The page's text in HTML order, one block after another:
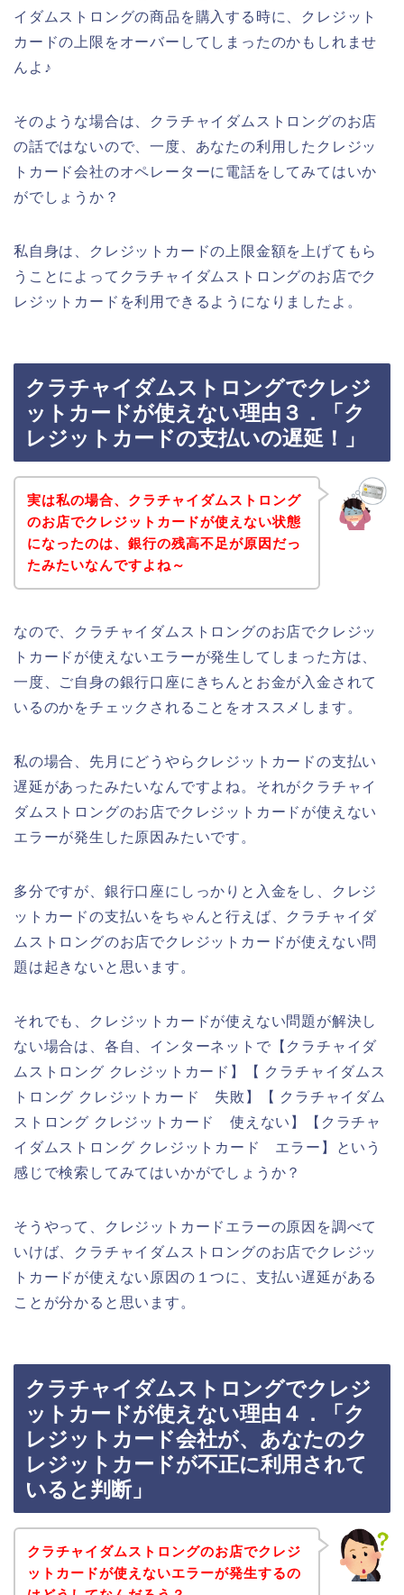
イダムストロングの商品を購入する時に、クレジット
カードの上限をオーバーしてしまったのかもしれませ
んよ♪
そのような場合は、クラチャイダムストロングのお店
の話ではないので、一度、あなたの利用したクレジッ
トカード会社のオペレーターに電話をしてみてはいか
がでしょうか？
私自身は、クレジットカードの上限金額を上げてもら
うことによってクラチャイダムストロングのお店でク
レジットカードを利用できるようになりましたよ。
クラチャイダムストロングでクレジ
ットカードが使えない理由３．「ク
レジットカードの支払いの遅延！」
実は私の場合、クラチャイダムストロング
のお店でクレジットカードが使えない状態
になったのは、銀行の残高不足が原因だっ
たみたいなんですよね～
なので、クラチャイダムストロングのお店でクレジッ
トカードが使えないエラーが発生してしまった方は、
一度、ご自身の銀行口座にきちんとお金が入金されて
いるのかをチェックされることをオススメします。
私の場合、先月にどうやらクレジットカードの支払い
遅延があったみたいなんですよね。それがクラチャイ
ダムストロングのお店でクレジットカードが使えない
エラーが発生した原因みたいです。
多分ですが、銀行口座にしっかりと入金をし、クレジ
ットカードの支払いをちゃんと行えば、クラチャイダ
ムストロングのお店でクレジットカードが使えない問
題は起きないと思います。
それでも、クレジットカードが使えない問題が解決し
ない場合は、各自、インターネットで【クラチャイダ
ムストロング クレジットカード】【 クラチャイダムス
トロング クレジットカード 失敗】【 クラチャイダム
ストロング クレジットカード 使えない】【クラチャ
イダムストロング クレジットカード エラー】という
感じで検索してみてはいかがでしょうか？
そうやって、クレジットカードエラーの原因を調べて
いけば、クラチャイダムストロングのお店でクレジッ
トカードが使えない原因の１つに、支払い遅延がある
ことが分かると思います。
クラチャイダムストロングでクレジ
ットカードが使えない理由４．「ク
レジットカード会社が、あなたのク
レジットカードが不正に利用されて
いると判断」
クラチャイダムストロングのお店でクレジ
ットカードが使えないエラーが発生するの